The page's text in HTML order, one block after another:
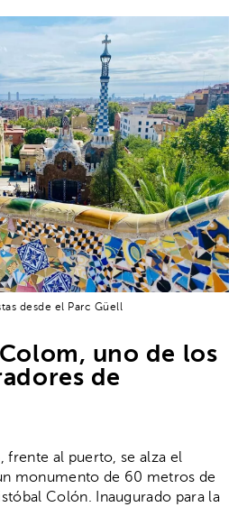
desde el Parc Güell
uno de los
de
frente al puerto, se alza el
monumento de 60 metros de
Colón. Inaugurado para la